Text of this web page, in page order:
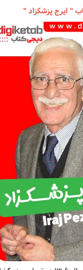
" ایرج پزشکزاد "